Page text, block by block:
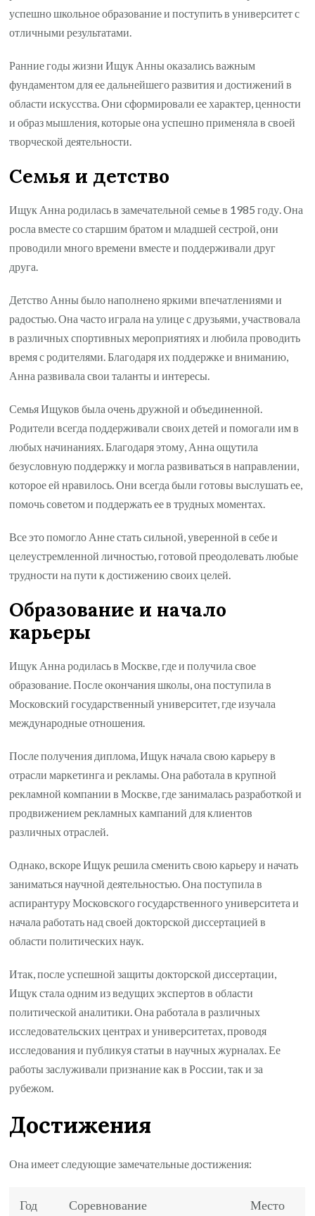
успешно школьное образование и поступить в университет с
отличными результатами.
Ранние годы жизни Ищук Анны оказались важным
фундаментом для ее дальнейшего развития и достижений в
области искусства. Они сформировали ее характер, ценности
и образ мышления, которые она успешно применяла в своей
творческой деятельности.
Семья и детство
Ищук Анна родилась в замечательной семье в 1985 году. Она
росла вместе со старшим братом и младшей сестрой, они
проводили много времени вместе и поддерживали друг
друга.
Детство Анны было наполнено яркими впечатлениями и
радостью. Она часто играла на улице с друзьями, участвовала
в различных спортивных мероприятиях и любила проводить
время с родителями. Благодаря их поддержке и вниманию,
Анна развивала свои таланты и интересы.
Семья Ищуков была очень дружной и объединенной.
Родители всегда поддерживали своих детей и помогали им в
любых начинаниях. Благодаря этому, Анна ощутила
безусловную поддержку и могла развиваться в направлении,
которое ей нравилось. Они всегда были готовы выслушать ее,
помочь советом и поддержать ее в трудных моментах.
Все это помогло Анне стать сильной, уверенной в себе и
целеустремленной личностью, готовой преодолевать любые
трудности на пути к достижению своих целей.
Образование и начало
карьеры
Ищук Анна родилась в Москве, где и получила свое
образование. После окончания школы, она поступила в
Московский государственный университет, где изучала
международные отношения.
После получения диплома, Ищук начала свою карьеру в
отрасли маркетинга и рекламы. Она работала в крупной
рекламной компании в Москве, где занималась разработкой и
продвижением рекламных кампаний для клиентов
различных отраслей.
Однако, вскоре Ищук решила сменить свою карьеру и начать
заниматься научной деятельностью. Она поступила в
аспирантуру Московского государственного университета и
начала работать над своей докторской диссертацией в
области политических наук.
Итак, после успешной защиты докторской диссертации,
Ищук стала одним из ведущих экспертов в области
политической аналитики. Она работала в различных
исследовательских центрах и университетах, проводя
исследования и публикуя статьи в научных журналах. Ее
работы заслуживали признание как в России, так и за
рубежом.
Достижения
Она имеет следующие замечательные достижения:
Год Соревнование Место